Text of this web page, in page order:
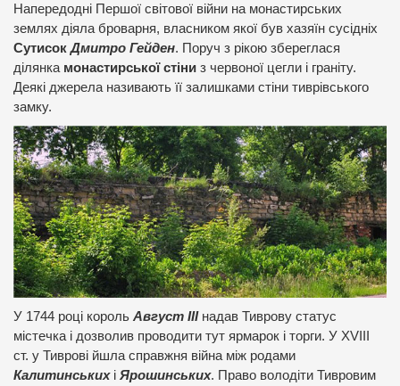
Напередодні Першої світової війни на монастирських
землях діяла броварня, власником якої був хазяїн сусідніх
Сутисок Дмитро Гейден. Поруч з рікою збереглася
ділянка монастирської стіни з червоної цегли і граніту.
Деякі джерела називають її залишками стіни тиврівського
замку.
У 1744 році король Август ІІІнадав Тиврову статус
містечка і дозволив проводити тут ярмарок і торги. У XVIII
ст. у Тиврові йшла справжня війна між родами
Калитинських і Ярошинських. Право володіти Тивровим